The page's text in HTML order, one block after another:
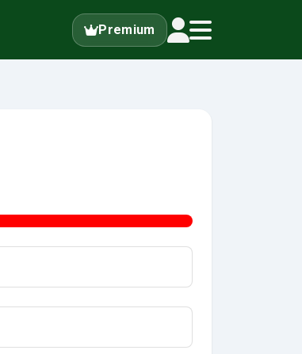
Premium